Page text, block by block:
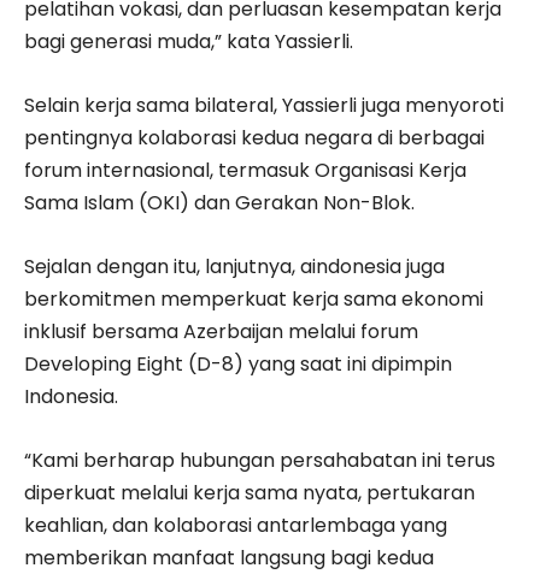
pelatihan vokasi, dan perluasan kesempatan kerja
bagi generasi muda,” kata Yassierli.
Selain kerja sama bilateral, Yassierli juga menyoroti
pentingnya kolaborasi kedua negara di berbagai
forum internasional, termasuk Organisasi Kerja
Sama Islam (OKI) dan Gerakan Non-Blok.
Sejalan dengan itu, lanjutnya, aindonesia juga
berkomitmen memperkuat kerja sama ekonomi
inklusif bersama Azerbaijan melalui forum
Developing Eight (D-8) yang saat ini dipimpin
Indonesia.
“Kami berharap hubungan persahabatan ini terus
diperkuat melalui kerja sama nyata, pertukaran
keahlian, dan kolaborasi antarlembaga yang
memberikan manfaat langsung bagi kedua